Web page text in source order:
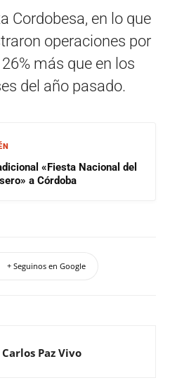
Cordobesa, en lo que
operaciones por
más que en los
del año pasado.
«Fiesta Nacional del
a Córdoba
+ Seguinos en Google
Paz Vivo